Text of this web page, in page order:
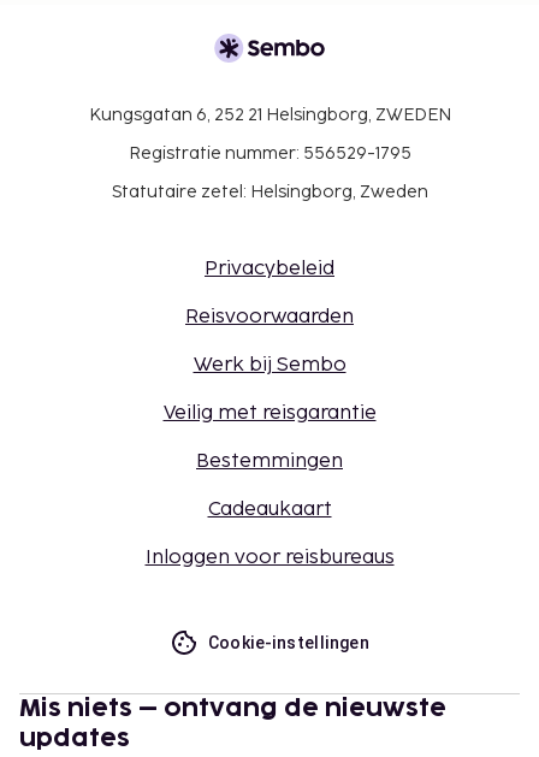
Kungsgatan 6, 252 21 Helsingborg, ZWEDEN
Registratie nummer: 556529-1795
Statutaire zetel: Helsingborg, Zweden
Privacybeleid
Reisvoorwaarden
Werk bij Sembo
Veilig met reisgarantie
Bestemmingen
Cadeaukaart
Inloggen voor reisbureaus
Cookie-instellingen
Mis niets – ontvang de nieuwste
updates